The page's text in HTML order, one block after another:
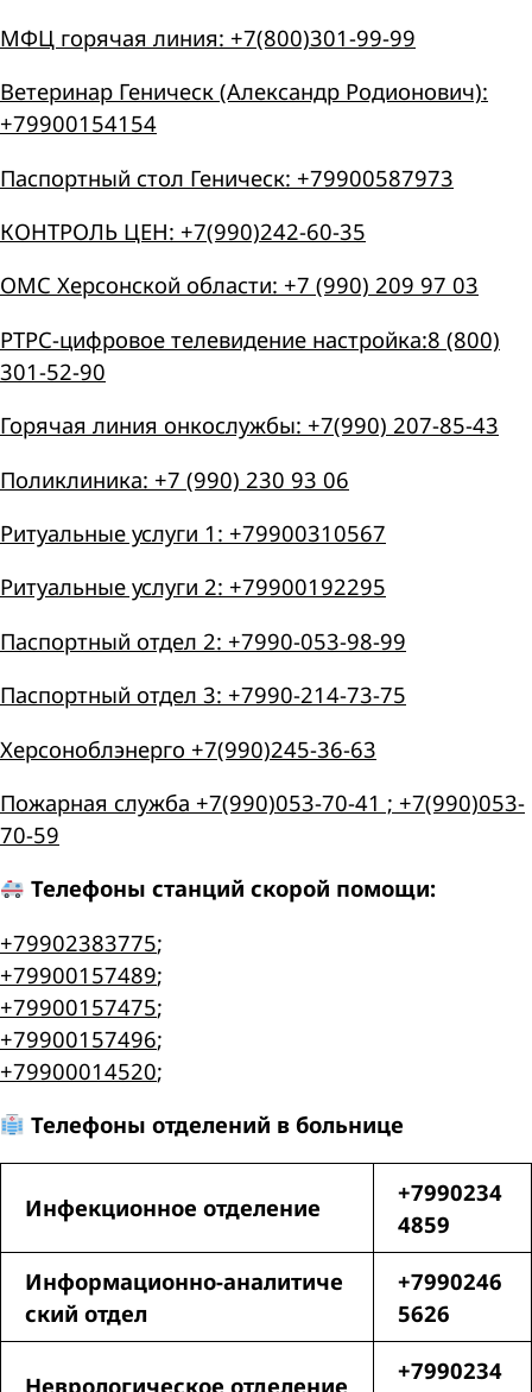
МФЦ горячая линия: +7(800)301-99-99
Ветеринар Геническ (Александр Родионович):
+79900154154
Паспортный стол Геническ: +79900587973
КОНТРОЛЬ ЦЕН: +7(990)242-60-35
ОМС Херсонской области: +7 (990) 209 97 03
РТРС-цифровое телевидение настройка:8 (800)
301-52-90
Горячая линия онкослужбы: +7(990) 207-85-43
Поликлиника: +7 (990) 230 93 06
Ритуальные услуги 1: +79900310567
Ритуальные услуги 2: +79900192295
Паспортный отдел 2: +7990-053-98-99
Паспортный отдел 3: +7990-214-73-75
Херсоноблэнерго +7(990)245-36-63
Пожарная служба +7(990)053-70-41 ; +7(990)053-
70-59
Телефоны станций скорой помощи:
+79902383775;
+79900157489;
+79900157475;
+79900157496;
+79900014520;
Телефоны отделений в больнице
Инфекционное отделение
+7990234
4859
Информационно-аналитиче
ский отдел
+7990246
5626
Неврологическое отделение
+7990234